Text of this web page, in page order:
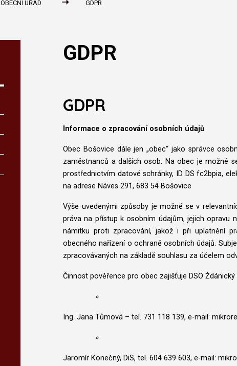
OBECNÍ ÚŘAD GDPR
GDPR
GDPR
Informace o zpracování osobních údajů
Obec Bošovice dále jen „obec“ jako správce
zaměstnanců a dalších osob. Na obec je možné
prostřednictvím datové schránky, ID DS fc2bpia,
na adrese Náves 291, 683 54 Bošovice
Výše uvedenými způsoby je možné se v
práva na přístup k osobním údajům, jejich opravu
námitku proti zpracování, jakož i při uplatnění
obecného nařízení o ochraně osobních údajů.
zpracovávaných na základě souhlasu za účelem
Činnost pověřence pro obec zajišťuje DSO
Ing. Jana Tůmová – tel. 731 118 139, e-mail:
Jaromír Konečný, DiS, tel. 604 639 603, e-mail: